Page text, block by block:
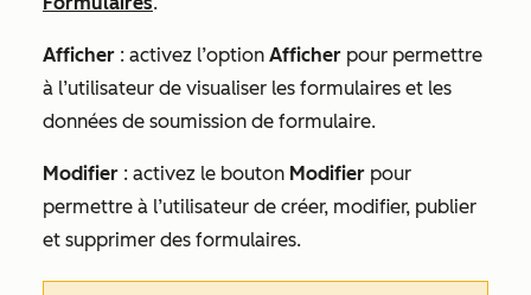
Afficher : activez l’option Afficher pour permettre
à l’utilisateur de visualiser les formulaires et les
données de soumission de formulaire.
Modifier : activez le bouton Modifier pour
permettre à l’utilisateur de créer, modifier, publier
et supprimer des formulaires.